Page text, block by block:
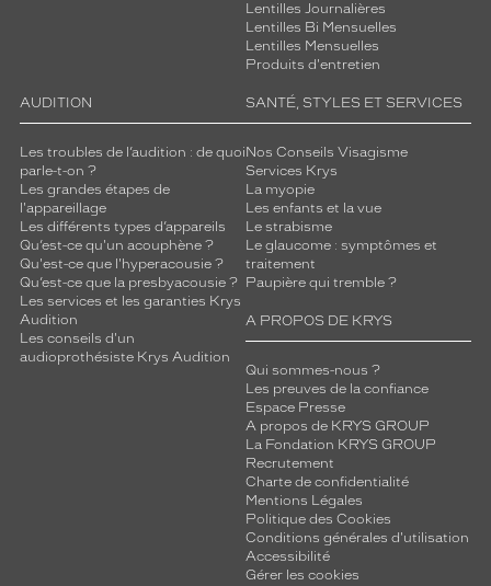
Lentilles Journalières
Lentilles Bi Mensuelles
Lentilles Mensuelles
Produits d'entretien
AUDITION
Les troubles de l’audition : de quoi
parle-t-on ?
Les grandes étapes de
l'appareillage
Les différents types d’appareils
Qu’est-ce qu'un acouphène ?
Qu'est-ce que l'hyperacousie ?
Qu’est-ce que la presbyacousie ?
Les services et les garanties Krys
Audition
Les conseils d'un
audioprothésiste Krys Audition
SANTÉ, STYLES ET SERVICES
Nos Conseils Visagisme
Services Krys
La myopie
Les enfants et la vue
Le strabisme
Le glaucome : symptômes et
traitement
Paupière qui tremble ?
A PROPOS DE KRYS
Qui sommes-nous ?
Les preuves de la confiance
Espace Presse
A propos de KRYS GROUP
La Fondation KRYS GROUP
Recrutement
Charte de confidentialité
Mentions Légales
Politique des Cookies
Conditions générales d'utilisation
Accessibilité
Gérer les cookies